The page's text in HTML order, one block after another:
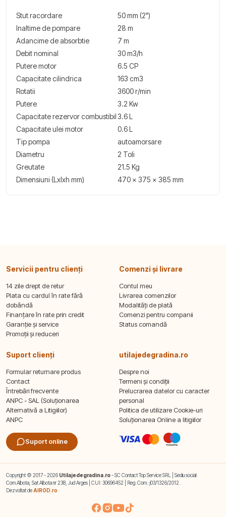
Stut racordare
50 mm (2")
Inaltime de pompare
28 m
Adancime de absorbtie
7 m
Debit nominal
30 m3/h
Putere motor
6.5 CP
Capacitate cilindrica
163 cm3
Rotatii
3600 r/min
Putere
3.2 Kw
Capacitate rezervor combustibil3.6 L
Capacitate ulei motor
0.6 L
Tip pompa
autoamorsare
Diametru
2 Toli
Greutate
21.5 Kg
Dimensiuni (Lxlxh mm)
470 x 375 x 385 mm
Servicii pentru clienți
14 zile drept de retur
Plata cu cardul în rate fără
dobândă
Finanțare în rate prin credit
Garanție și service
Promoții și reduceri
Comenzi și livrare
Contul meu
Livrarea comenzilor
Modalități de plată
Comenzi pentru companii
Status comandă
Suport clienți
Formular returnare produs
Contact
Întrebări frecvente
ANPC - SAL (Soluționarea
Alternativă a Litigiilor)
ANPC
Suport online
utilajedegradina.ro
Despre noi
Termeni și condiții
Prelucrarea datelor cu caracter
personal
Politica de utilizare Cookie-uri
Soluționarea Online a litigiilor
Copyright © 2017 - 2026 Utilajedegradina.ro- SC Contact Top Service SRL | Sediu social:
Com.Albota, Sat Albota nr 238, Jud Arges | CUI: 30696452 | Reg. Com.: j03/1326/2012.
Dezvoltat de AIROD.ro